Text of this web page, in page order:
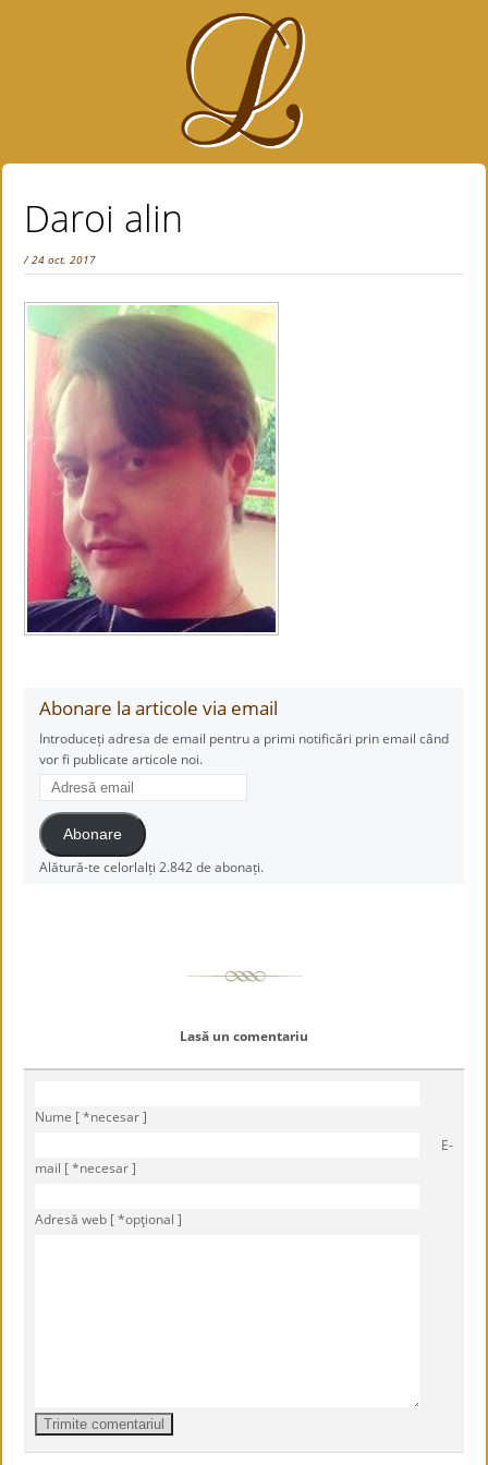
Daroi alin
/ 24 oct. 2017
Abonare la articole via email
Introduceți adresa de email pentru a primi notificări prin email când
vor fi publicate articole noi.
Adresă
email
Abonare
Alătură-te celorlalți 2.842 de abonați.
Lasă un comentariu
Nume [ *necesar ]
E-
mail [ *necesar ]
Adresă web [ *opţional ]